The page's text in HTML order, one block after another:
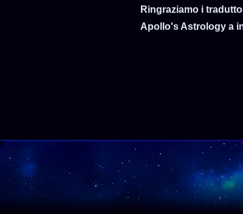
Ringraziamo i
Apollo's Astrology a